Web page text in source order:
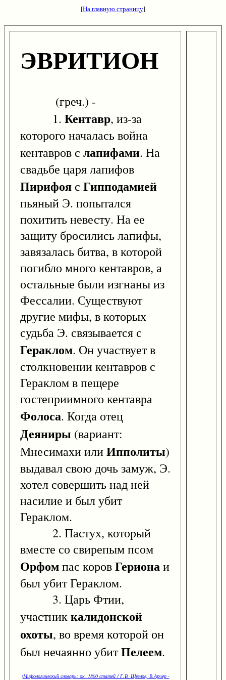
[На главную страницу]
ЭВРИТИОН
(греч.) -
1. Кентавр, из-за
которого началась война
кентавров с лапифами. На
свадьбе царя лапифов
Пирифоя с Гипподамией
пьяный Э. попытался
похитить невесту. На ее
защиту бросились лапифы,
завязалась битва, в которой
погибло много кентавров, а
остальные были изгнаны из
Фессалии. Существуют
другие мифы, в которых
судьба Э. связывается с
Гераклом. Он участвует в
столкновении кентавров с
Гераклом в пещере
гостеприимного кентавра
Фолоса. Когда отец
Деяниры (вариант:
Мнесимахи илиИпполиты)
выдавал свою дочь замуж, Э.
хотел совершить над ней
насилие и был убит
Гераклом.
2. Пастух, который
вместе со свирепым псом
Орфомпас коровГерионаи
был убит Гераклом.
3. Царь Фтии,
участниккалидонской
охоты, во время которой он
был нечаянно убитПелеем.
(Мифологический словарь: ок. 1800 статей / Г.В. Щеглов, В.Арчер -